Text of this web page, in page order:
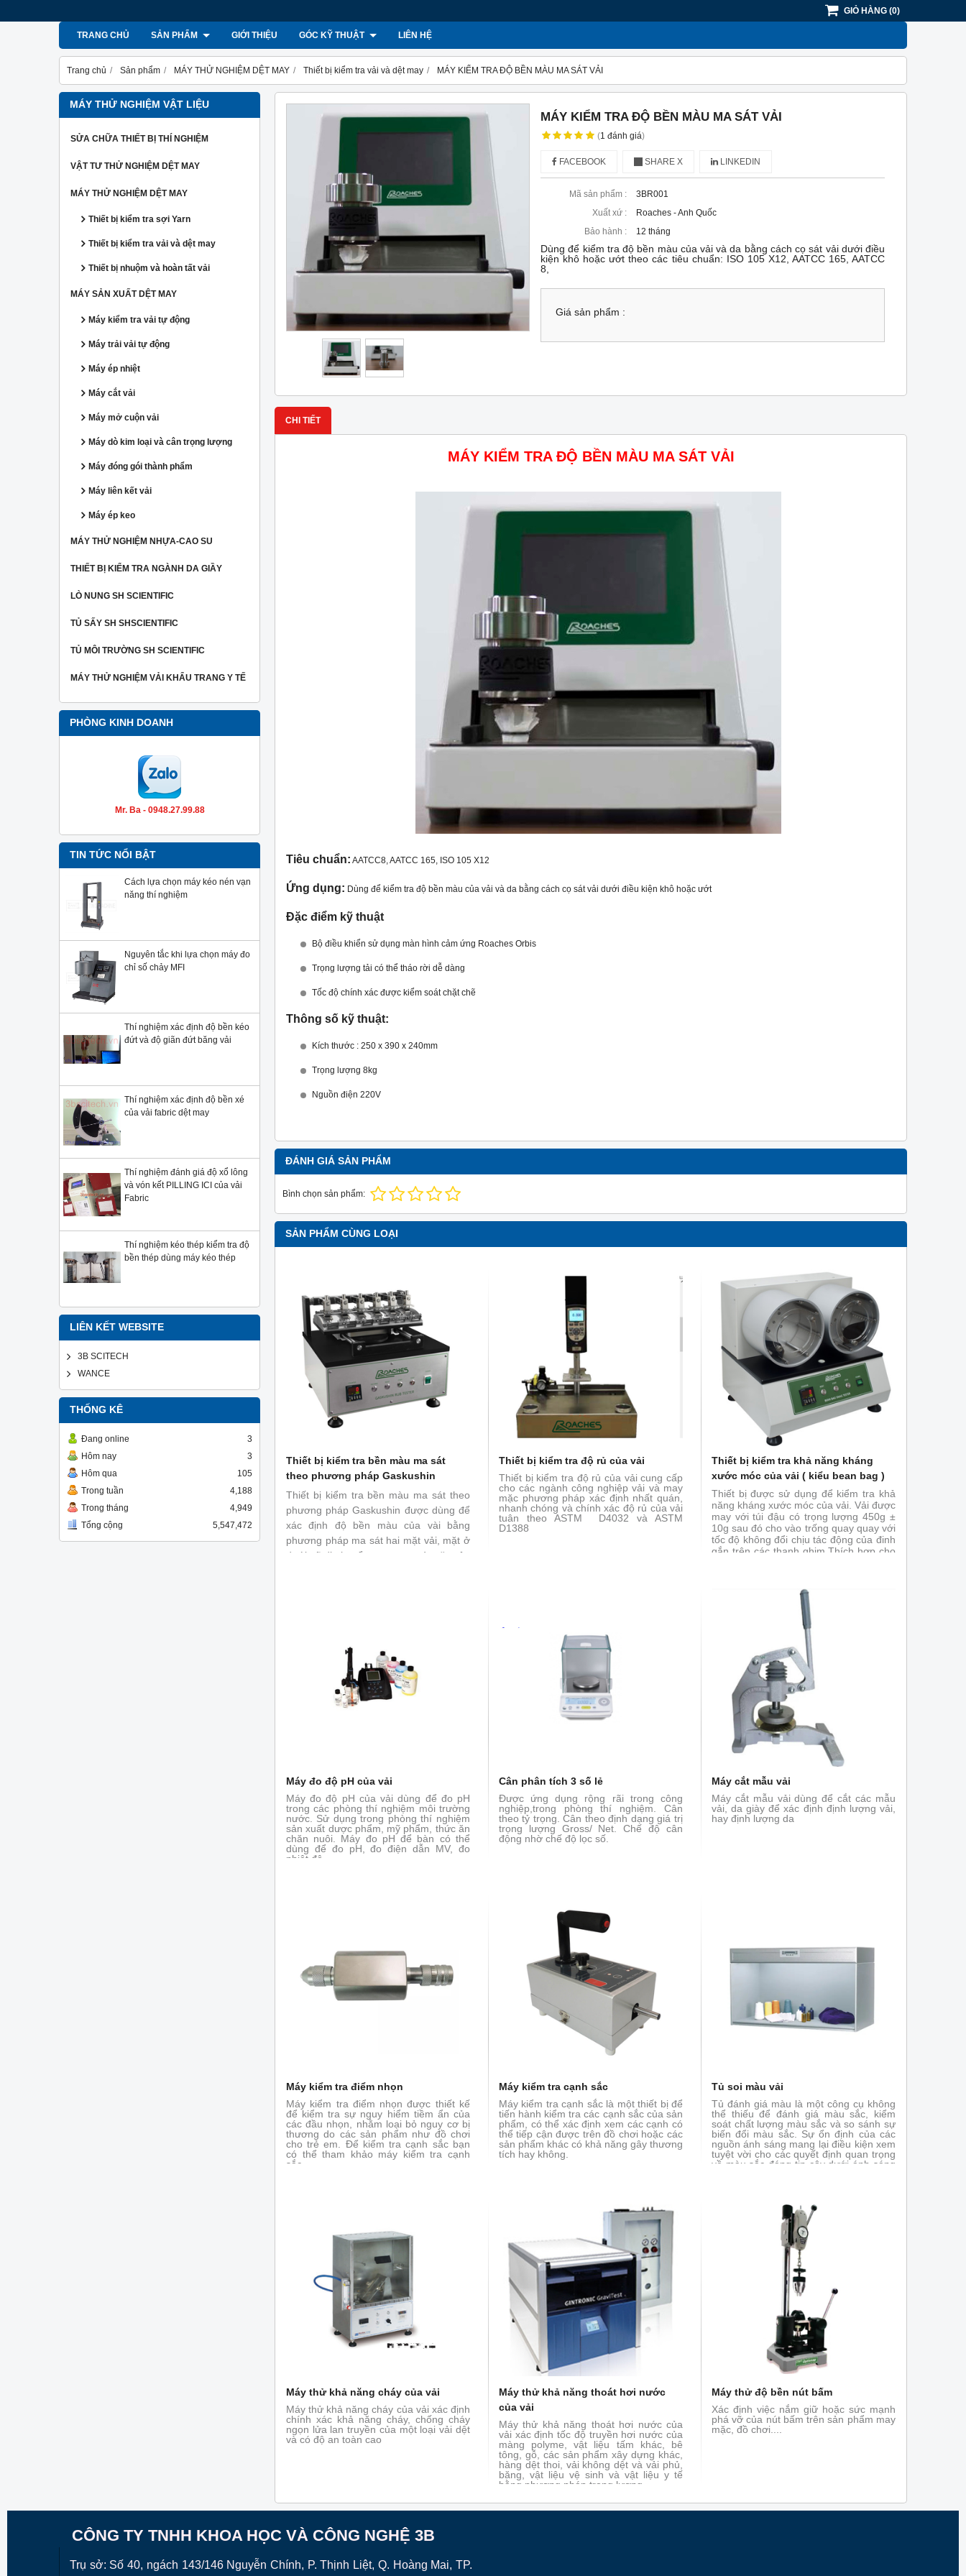
GIỎ HÀNG (0)
TRANG CHỦ SẢN PHẨM GIỚI THIỆU GÓC KỸ THUẬT LIÊN HỆ
Trang chủ Sản phẩm MÁY THỬ NGHIỆM DỆT MAY Thiết bị kiểm tra vải và dệt may MÁY KIỂM TRA ĐỘ BỀN MÀU MA SÁT VẢI
MÁY THỬ NGHIỆM VẬT LIỆU
SỬA CHỮA THIẾT BỊ THÍ NGHIỆM
VẬT TƯ THỬ NGHIỆM DỆT MAY
MÁY THỬ NGHIỆM DỆT MAY
Thiết bị kiểm tra sợi Yarn
Thiết bị kiểm tra vải và dệt may
Thiết bị nhuộm và hoàn tất vải
MÁY SẢN XUẤT DỆT MAY
Máy kiểm tra vải tự động
Máy trải vải tự động
Máy ép nhiệt
Máy cắt vải
Máy mở cuộn vải
Máy dò kim loại và cân trọng lượng
Máy đóng gói thành phẩm
Máy liên kết vải
Máy ép keo
MÁY THỬ NGHIỆM NHỰA-CAO SU
THIẾT BỊ KIỂM TRA NGÀNH DA GIẦY
LÒ NUNG SH SCIENTIFIC
TỦ SẤY SH SHSCIENTIFIC
TỦ MÔI TRƯỜNG SH SCIENTIFIC
MÁY THỬ NGHIỆM VẢI KHẨU TRANG Y TẾ
PHÒNG KINH DOANH
Mr. Ba - 0948.27.99.88
TIN TỨC NỔI BẬT
Cách lựa chọn máy kéo nén vạn
năng thí nghiệm
Nguyên tắc khi lựa chọn máy đo
chỉ số chảy MFI
Thí nghiệm xác định độ bền kéo
đứt và độ giãn đứt băng vải
Thí nghiệm xác định độ bền xé
của vải fabric dệt may
Thí nghiệm đánh giá độ xổ lông
và vón kết PILLING ICI của vải
Fabric
Thí nghiệm kéo thép kiểm tra độ
bền thép dùng máy kéo thép
LIÊN KẾT WEBSITE
3B SCITECH
WANCE
THỐNG KÊ
Đang online
3
Hôm nay
3
Hôm qua
105
Trong tuần
4,188
Trong tháng
4,949
Tổng cộng
5,547,472
MÁY KIỂM TRA ĐỘ BỀN MÀU MA SÁT VẢI
(1đánh giá)
FACEBOOK SHARE X LINKEDIN
Mã sản phẩm :
3BR001
Xuất xứ :
Roaches - Anh Quốc
Bảo hành :
12 tháng
Dùng để kiểm tra độ bền màu của vải và da bằng cách cọ sát vải dưới điều
kiện khô hoặc ướt theo các tiêu chuẩn: ISO 105 X12, AATCC 165, AATCC
8,
Giá sản phẩm :
CHI TIẾT
MÁY KIỂM TRA ĐỘ BỀN MÀU MA SÁT VẢI
Tiêu chuẩn: AATCC8, AATCC 165, ISO 105 X12
Ứng dụng: Dùng để kiểm tra độ bền màu của vải và da bằng cách cọ sát vải dưới điều kiện khô hoặc ướt
Đặc điểm kỹ thuật
Bộ điều khiển sử dụng màn hình cảm ứng Roaches Orbis
Trọng lượng tải có thể tháo rời dễ dàng
Tốc độ chính xác được kiểm soát chặt chẽ
Thông số kỹ thuật:
Kích thước : 250 x 390 x 240mm
Trọng lượng 8kg
Nguồn điện 220V
ĐÁNH GIÁ SẢN PHẨM
Bình chọn sản phẩm:
SẢN PHẨM CÙNG LOẠI
Thiết bị kiểm tra bền màu ma sát
theo phương pháp Gaskushin
Thiết bị kiểm tra bền màu ma sát theo
phương pháp Gaskushin được dùng để
xác định độ bền màu của vài bằng
phương pháp ma sát hai mặt vải, mặt ở
dưới sẽ di chuyển trục xoay và mặt trên
Thiết bị kiểm tra độ rủ của vải
Thiết bị kiểm tra độ rủ của vải cung cấp
cho các ngành công nghiệp vải và may
mặc phương pháp xác định nhất quán,
nhanh chóng và chính xác độ rủ của vải
tuân theo ASTM D4032 và ASTM
D1388
Thiết bị kiểm tra khả năng kháng
xước móc của vải ( kiểu bean bag )
Thiết bị được sử dụng để kiểm tra khả
năng kháng xước móc của vải. Vải được
may với túi đậu có trọng lượng 450g ±
10g sau đó cho vào trống quay quay với
tốc độ không đổi chịu tác động của đinh
gắn trên các thanh ghim.Thích hợp cho
Máy đo độ pH của vải
Máy đo độ pH của vải dùng để đo pH
trong các phòng thí nghiệm môi trường
nước. Sử dụng trong phòng thí nghiệm
sản xuất dược phẩm, mỹ phẩm, thức ăn
chăn nuôi. Máy đo pH để bàn có thể
dùng để đo pH, đo điện dẫn MV, đo
nhiệt độ.
Cân phân tích 3 số lẻ
Được ứng dụng rộng rãi trong công
nghiệp,trong phòng thí nghiệm. Cân
theo tỷ trọng. Cân theo định dạng giá trị
trọng lượng Gross/ Net. Chế độ cân
động nhờ chế độ lọc số.
Máy cắt mẫu vải
Máy cắt mẫu vải dùng để cắt các mẫu
vải, da giày để xác định định lượng vải,
hay định lượng da
Máy kiểm tra điểm nhọn
Máy kiểm tra điểm nhọn được thiết kế
để kiểm tra sự nguy hiểm tiềm ẩn của
các đầu nhọn, nhằm loại bỏ nguy cơ bị
thương do các sản phẩm như đồ chơi
cho trẻ em. Để kiểm tra cạnh sắc bạn
có thể tham khảo máy kiểm tra cạnh
sắc
Máy kiểm tra cạnh sắc
Máy kiểm tra cạnh sắc là một thiết bị để
tiến hành kiểm tra các cạnh sắc của sản
phẩm, có thể xác định xem các cạnh có
thể tiếp cận được trên đồ chơi hoặc các
sản phẩm khác có khả năng gây thương
tích hay không.
Tủ soi màu vải
Tủ đánh giá màu là một công cụ không
thể thiếu để đánh giá màu sắc, kiểm
soát chất lượng màu sắc và so sánh sự
biến đổi màu sắc. Sự ổn định của các
nguồn ánh sáng mang lại điều kiện xem
tuyệt vời cho các quyết định quan trọng
về màu sắc đáng tin cậy dưới ánh sáng
Máy thử khả năng cháy của vải
Máy thử khả năng cháy của vải xác định
chính xác khả năng cháy, chống cháy
ngọn lửa lan truyền của một loại vải dệt
và có độ an toàn cao
Máy thử khả năng thoát hơi nước
của vải
Máy thử khả năng thoát hơi nước của
vải xác định tốc độ truyền hơi nước của
màng polyme, vật liệu tấm khác, bê
tông, gỗ, các sản phẩm xây dựng khác,
hàng dệt thoi, vải không dệt và vải phủ,
băng, vật liệu vệ sinh và vật liệu y tế
bằng phương pháp trọng lượng.
Máy thử độ bền nút bấm
Xác định việc nắm giữ hoặc sức mạnh
phá vỡ của nút bấm trên sản phẩm may
mặc, đồ chơi....
CÔNG TY TNHH KHOA HỌC VÀ CÔNG NGHỆ 3B
Trụ sở: Số 40, ngách 143/146 Nguyễn Chính, P. Thịnh Liệt, Q. Hoàng Mai, TP.